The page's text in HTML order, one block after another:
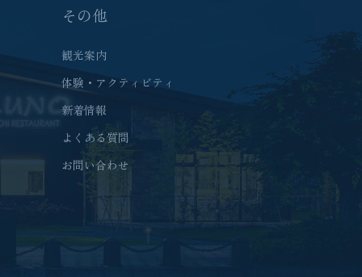
その他
観光案内
体験・アクティビティ
新着情報
よくある質問
お問い合わせ